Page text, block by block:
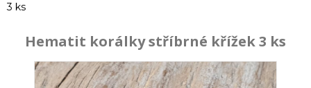
3 ks
Hematit korálky stříbrné křížek 3 ks